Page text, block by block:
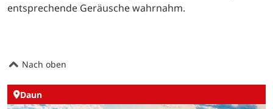
entsprechende Geräusche wahrnahm.
Nach oben
Daun